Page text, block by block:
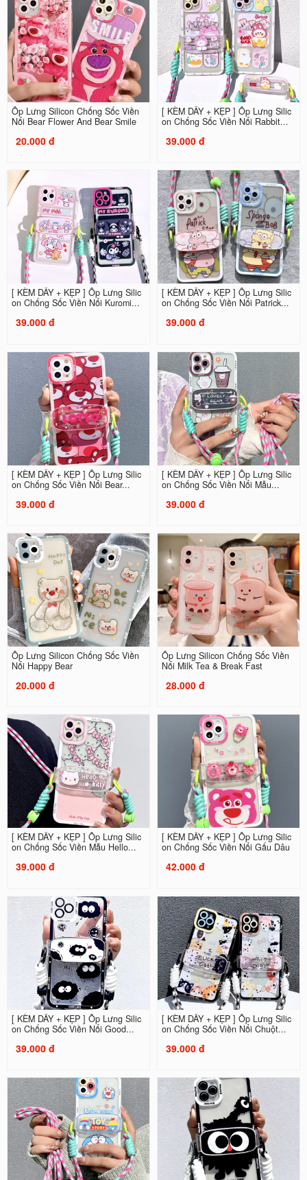
Ốp Lưng Silicon Chống Sốc Viền
Nổi Bear Flower And Bear Smile
20.000 đ
[ KÈM DÂY + KẸP ] Ốp Lưng Silic
on Chống Sốc Viền Nổi Rabbit...
39.000 đ
[ KÈM DÂY + KẸP ] Ốp Lưng Silic
on Chống Sốc Viền Nổi Kuromi...
39.000 đ
[ KÈM DÂY + KẸP ] Ốp Lưng Silic
on Chống Sốc Viền Nổi Patrick...
39.000 đ
[ KÈM DÂY + KẸP ] Ốp Lưng Silic
on Chống Sốc Viền Nổi Bear...
39.000 đ
[ KÈM DÂY + KẸP ] Ốp Lưng Silic
on Chống Sốc Viền Nổi Mẫu...
39.000 đ
Ốp Lưng Silicon Chống Sốc Viền
Nổi Happy Bear
20.000 đ
Ốp Lưng Silicon Chống Sốc Viền
Nổi Milk Tea & Break Fast
28.000 đ
[ KÈM DÂY + KẸP ] Ốp Lưng Silic
on Chống Sốc Viền Mẫu Hello...
39.000 đ
[ KÈM DÂY + KẸP ] Ốp Lưng Silic
on Chống Sốc Viền Nổi Gấu Dâu
42.000 đ
[ KÈM DÂY + KẸP ] Ốp Lưng Silic
on Chống Sốc Viền Nổi Good...
39.000 đ
[ KÈM DÂY + KẸP ] Ốp Lưng Silic
on Chống Sốc Viền Nổi Chuột...
39.000 đ